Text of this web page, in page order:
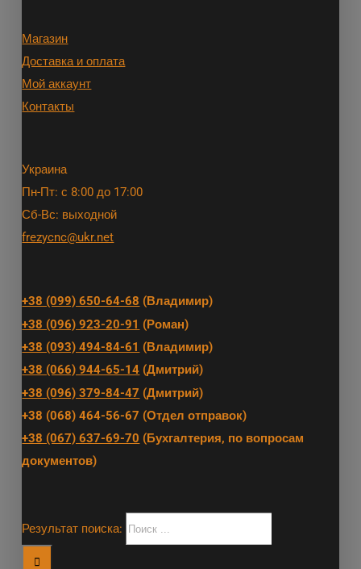
Магазин
Доставка и оплата
Мой аккаунт
Контакты
Украина
Пн-Пт: с 8:00 до 17:00
Сб-Вс: выходной
frezycnc@ukr.net
+38 (099) 650-64-68 (Владимир)
+38 (096) 923-20-91 (Роман)
+38 (093) 494-84-61 (Владимир)
+38 (066) 944-65-14 (Дмитрий)
+38 (096) 379-84-47 (Дмитрий)
+38 (068) 464-56-67 (Отдел отправок)
+38 (067) 637-69-70 (Бухгалтерия, по вопросам
документов)
Результат поиска: